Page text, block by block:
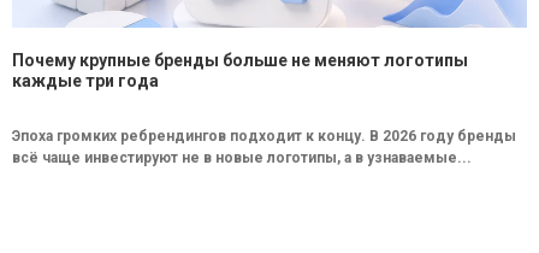
Почему крупные бренды больше не меняют логотипы
каждые три года
Эпоха громких ребрендингов подходит к концу. В 2026 году бренды
всё чаще инвестируют не в новые логотипы, а в узнаваемые...